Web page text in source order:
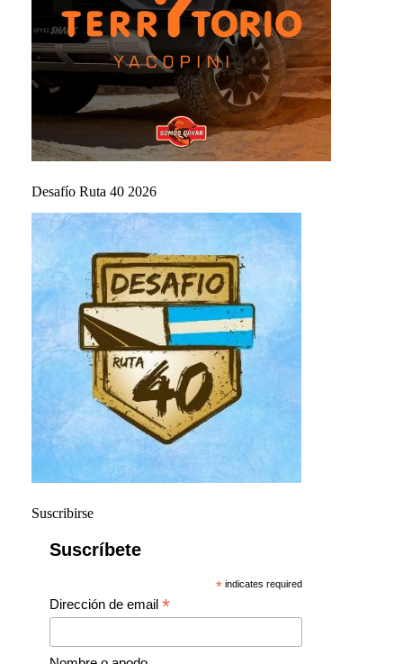
Desafío Ruta 40 2026
Suscribirse
Suscríbete
* indicates required
Dirección de email *